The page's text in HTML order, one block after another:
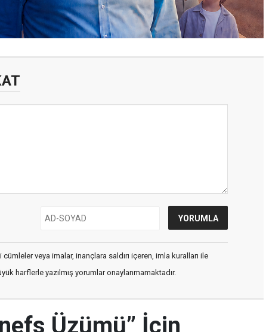
veya imalar, inançlara saldırı içeren, imla kuralları ile
harflerle yazılmış yorumlar onaylanmamaktadır.
Üzümü” İçin